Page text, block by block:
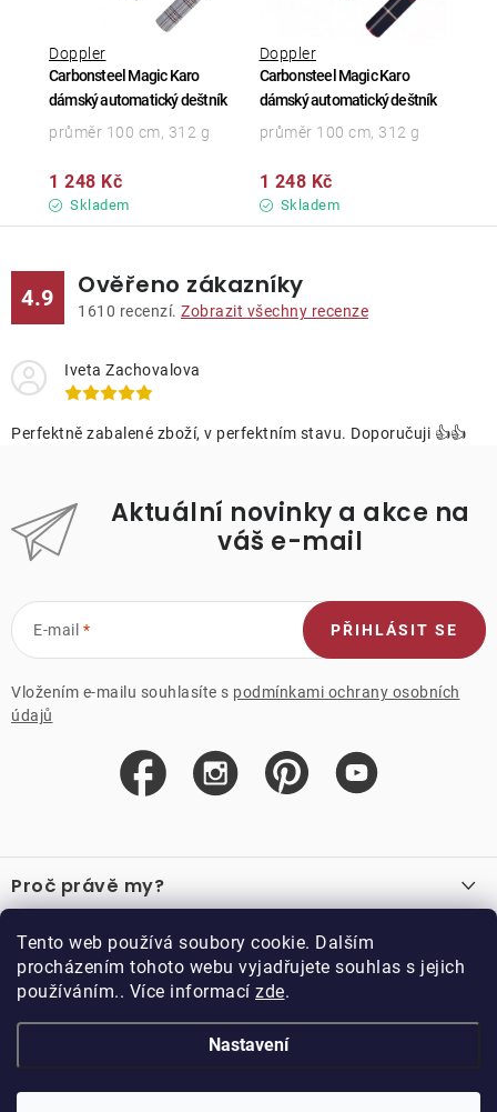
Tento web používá soubory cookie. Dalším
procházením tohoto webu vyjadřujete souhlas s jejich
používáním.. Více informací zde.
Nastavení
Carbonsteel Magic Karo
dámský automatický deštník
Doppler
Skladem
1 248 Kč
průměr 100 cm, 312 g
Carbonsteel Magic Karo
dámský automatický deštník
Doppler
Skladem
1 248 Kč
průměr 100 cm, 312 g
4.9 Ověřeno zákazníky
1610 recenzí. Zobrazit všechny recenze
Iveta Zachovalova
Perfektně zabalené zboží, v perfektním stavu. Doporučuji 👍👍
Aktuální novinky a akce na
váš e-mail
E-mail
Vložením e-mailu souhlasíte s podmínkami ochrany osobních
údajů
PŘIHLÁSIT SE
á
p
a
Proč právě my?
Recenze
Důležité odkazy
Velkoobchod
Vzorková prodejna
Kariéra
Blog
O nákupu
Obchodní podmínky
Podmínky věrnostního programu
Doppler CZ spol. s.r.o.,